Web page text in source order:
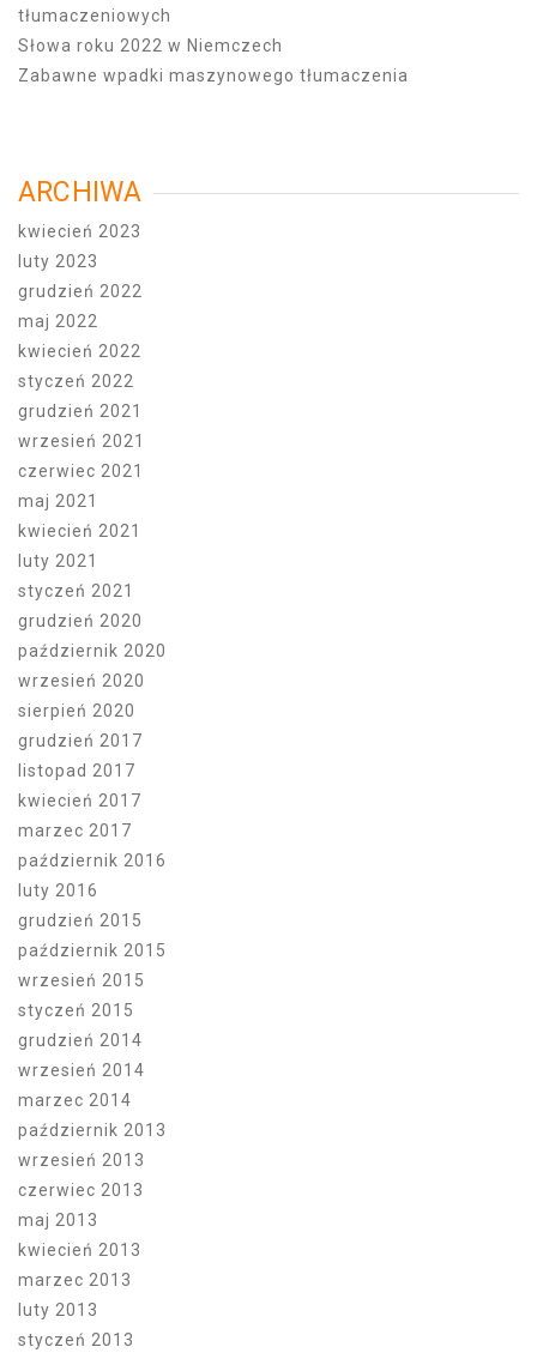
tłumaczeniowych
Słowa roku 2022 w Niemczech
Zabawne wpadki maszynowego tłumaczenia
ARCHIWA
kwiecień 2023
luty 2023
grudzień 2022
maj 2022
kwiecień 2022
styczeń 2022
grudzień 2021
wrzesień 2021
czerwiec 2021
maj 2021
kwiecień 2021
luty 2021
styczeń 2021
grudzień 2020
październik 2020
wrzesień 2020
sierpień 2020
grudzień 2017
listopad 2017
kwiecień 2017
marzec 2017
październik 2016
luty 2016
grudzień 2015
październik 2015
wrzesień 2015
styczeń 2015
grudzień 2014
wrzesień 2014
marzec 2014
październik 2013
wrzesień 2013
czerwiec 2013
maj 2013
kwiecień 2013
marzec 2013
luty 2013
styczeń 2013